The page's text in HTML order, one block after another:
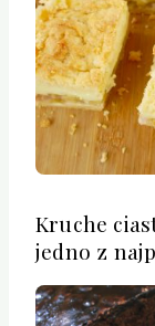
Kruche
jedno z